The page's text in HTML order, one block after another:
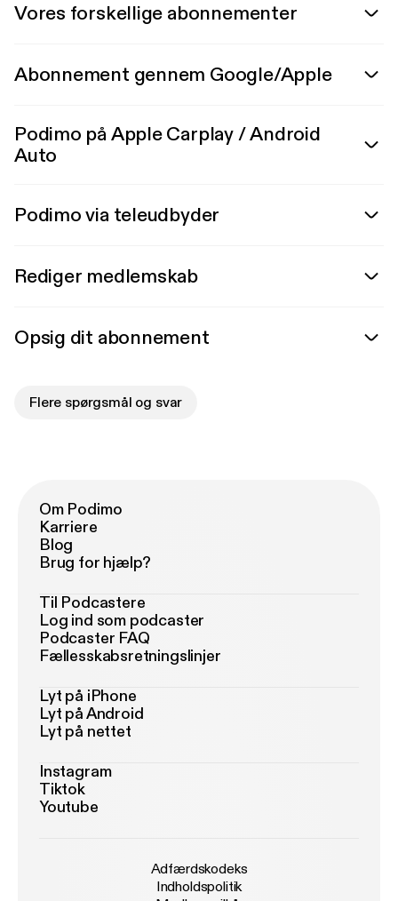
Vores forskellige abonnementer
Abonnement gennem Google/Apple
Podimo på Apple Carplay / Android
Auto
Podimo via teleudbyder
Rediger medlemskab
Opsig dit abonnement
Flere spørgsmål og svar
Om Podimo
Karriere
Blog
Brug for hjælp?
Til Podcastere
Log ind som podcaster
Podcaster FAQ
Fællesskabsretningslinjer
Lyt på iPhone
Lyt på Android
Lyt på nettet
Instagram
Tiktok
Youtube
Adfærdskodeks
Indholdspolitik